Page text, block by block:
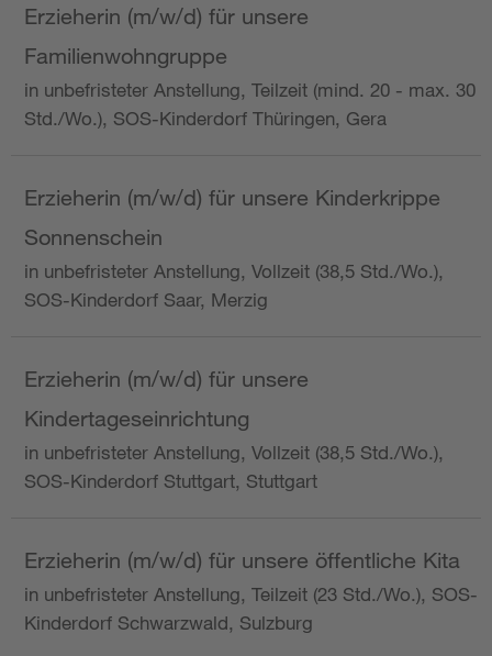
Erzieherin (m/w/d) für unsere
Familienwohngruppe
in unbefristeter Anstellung, Teilzeit (mind. 20 - max. 30
Std./Wo.), SOS-Kinderdorf Thüringen, Gera
Erzieherin (m/w/d) für unsere Kinderkrippe
Sonnenschein
in unbefristeter Anstellung, Vollzeit (38,5 Std./Wo.),
SOS-Kinderdorf Saar, Merzig
Erzieherin (m/w/d) für unsere
Kindertageseinrichtung
in unbefristeter Anstellung, Vollzeit (38,5 Std./Wo.),
SOS-Kinderdorf Stuttgart, Stuttgart
Erzieherin (m/w/d) für unsere öffentliche Kita
in unbefristeter Anstellung, Teilzeit (23 Std./Wo.), SOS-
Kinderdorf Schwarzwald, Sulzburg